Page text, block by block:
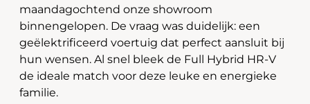
maandagochtend onze showroom
binnengelopen. De vraag was duidelijk: een
geëlektrificeerd voertuig dat perfect aansluit bij
hun wensen. Al snel bleek de Full Hybrid HR-V
de ideale match voor deze leuke en energieke
familie.